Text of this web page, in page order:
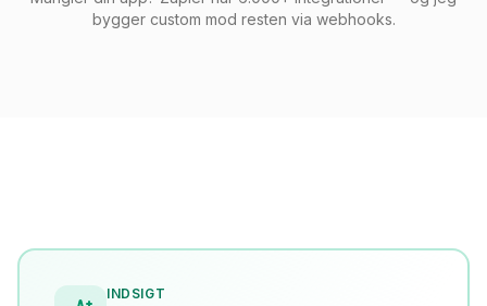
bygger custom mod resten via webhooks.
INDSIGT